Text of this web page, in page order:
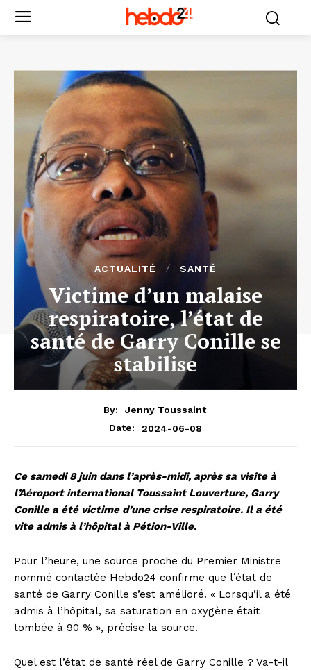
ACTUALITÉ SANTÉ
Victime d’un malaise
respiratoire, l’état de
santé de Garry Conille se
stabilise
By:
Jenny Toussaint
Date:
2024-06-08
Ce samedi 8 juin dans l’après-midi, après sa visite à
l’Aéroport international Toussaint Louverture, Garry
Conille a été victime d’une crise respiratoire. Il a été
vite admis à l’hôpital à Pétion-Ville.
Pour l’heure, une source proche du Premier Ministre
nommé contactée Hebdo24 confirme que l’état de
santé de Garry Conille s’est amélioré. « Lorsqu’il a été
admis à l’hôpital, sa saturation en oxygène était
tombée à 90 % », précise la source.
Quel est l’état de santé réel de Garry Conille ? Va-t-il